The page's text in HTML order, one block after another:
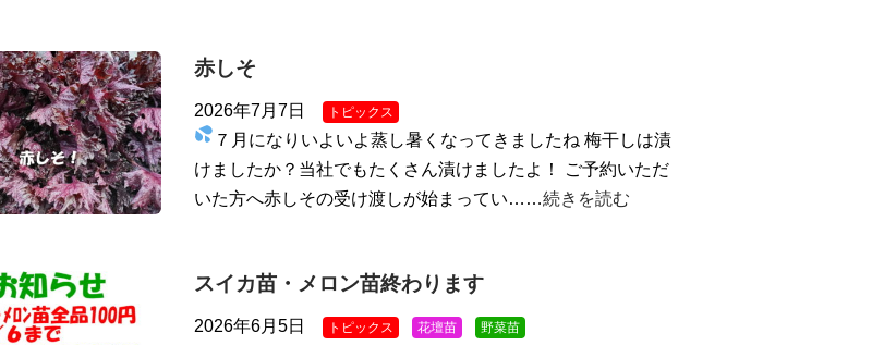
赤しそ
2026年7月7日 トピックス
７月になりいよいよ蒸し暑くなってきましたね 梅干しは漬
けましたか？当社でもたくさん漬けましたよ！ ご予約いただ
いた方へ赤しその受け渡しが始まってい……続きを読む
スイカ苗・メロン苗終わります
2026年6月5日 トピックス 花壇苗 野菜苗